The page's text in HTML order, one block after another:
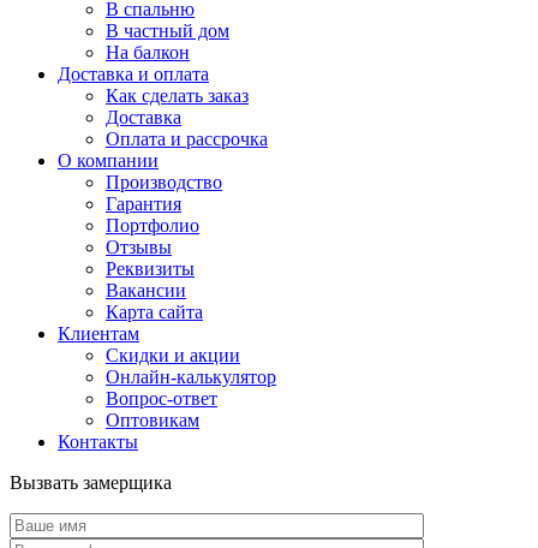
В спальню
В частный дом
На балкон
Доставка и оплата
Как сделать заказ
Доставка
Оплата и рассрочка
О компании
Производство
Гарантия
Портфолио
Отзывы
Реквизиты
Вакансии
Карта сайта
Клиентам
Скидки и акции
Онлайн-калькулятор
Вопрос-ответ
Оптовикам
Контакты
Вызвать замерщика